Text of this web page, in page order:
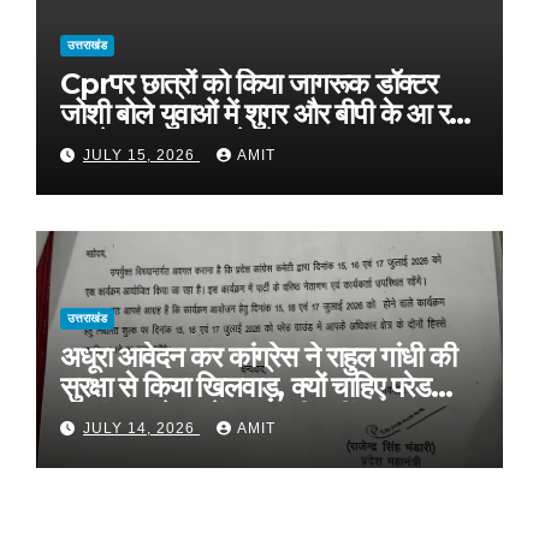
उत्तराखंड
Cprपर छात्रों को किया जागरूक डॉक्टर
जोशी बोले युवाओं में शुगर और बीपी के आ रहे
मामले, फास्ट फूड से रहे दूर
JULY 15, 2026 AMIT
उत्तराखंड
अधूरा आवेदन कर कांग्रेस ने राहुल गांधी की
सुरक्षा से किया खिलवाड़, क्यों चाहिए परेड
ग्राउंड, आवेदन में बताया ही नहीं
JULY 14, 2026 AMIT